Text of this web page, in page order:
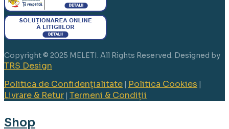
Copyright © 2025 MELETI. All Rights Reserved. Designed by
TRS Design
Politica de Confidențialitate | Politica Cookies |
Livrare & Retur | Termeni & Condiții
Shop